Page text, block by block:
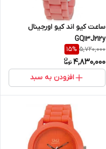
ساعت کیو اند کیو اورجینال
GQ13J212y
5,720,000
15%
4,830,000
افزودن به سبد